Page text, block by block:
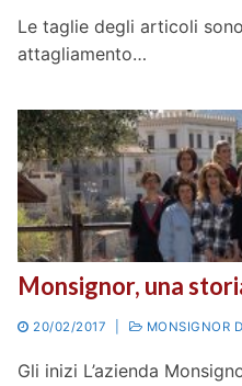
Le taglie degli articoli
attagliamento…
Monsignor, una
20/02/2017 MONSIGNOR
Gli inizi L’azienda